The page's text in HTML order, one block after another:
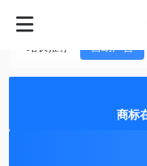
站长推荐 自助广告
商标